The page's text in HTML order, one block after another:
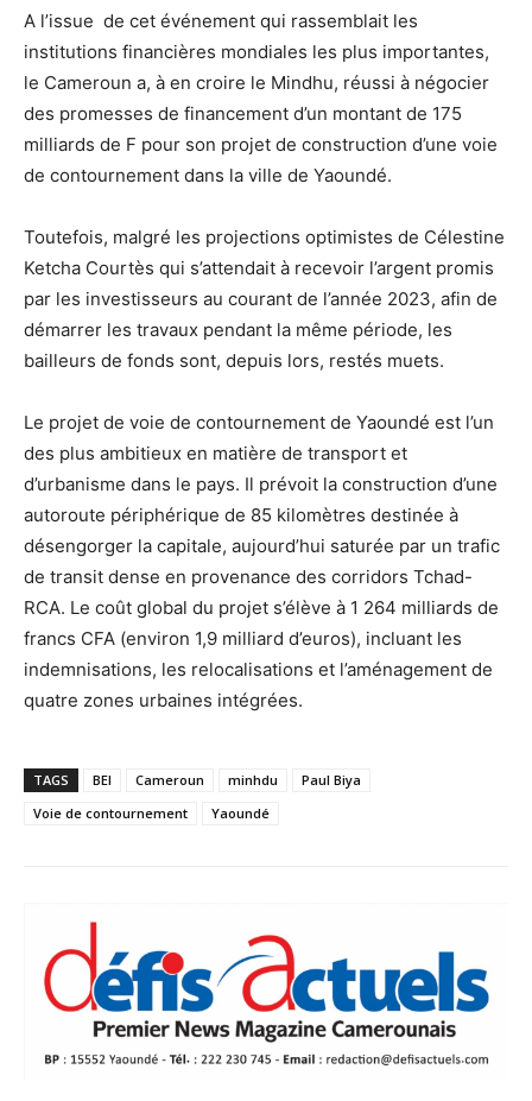
A l’issue de cet événement qui rassemblait les
institutions financières mondiales les plus importantes,
le Cameroun a, à en croire le Mindhu, réussi à négocier
des promesses de financement d’un montant de 175
milliards de F pour son projet de construction d’une voie
de contournement dans la ville de Yaoundé.
Toutefois, malgré les projections optimistes de Célestine
Ketcha Courtès qui s’attendait à recevoir l’argent promis
par les investisseurs au courant de l’année 2023, afin de
démarrer les travaux pendant la même période, les
bailleurs de fonds sont, depuis lors, restés muets.
Le projet de voie de contournement de Yaoundé est l’un
des plus ambitieux en matière de transport et
d’urbanisme dans le pays. Il prévoit la construction d’une
autoroute périphérique de 85 kilomètres destinée à
désengorger la capitale, aujourd’hui saturée par un trafic
de transit dense en provenance des corridors Tchad-
RCA. Le coût global du projet s’élève à 1 264 milliards de
francs CFA (environ 1,9 milliard d’euros), incluant les
indemnisations, les relocalisations et l’aménagement de
quatre zones urbaines intégrées.
TAGS BEI Cameroun minhdu
Paul Biya
Voie de contournement
Yaoundé